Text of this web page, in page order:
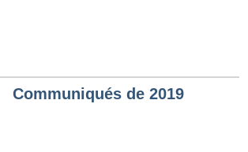
Communiqués de 2019